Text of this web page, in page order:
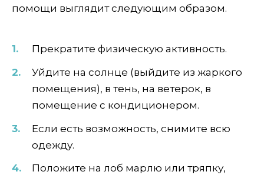
помощи выглядит следующим образом.
Прекратите физическую активность.
Уйдите на солнце (выйдите из жаркого
помещения), в тень, на ветерок, в
помещение с кондиционером.
Если есть возможность, снимите всю
одежду.
Положите на лоб марлю или тряпку,